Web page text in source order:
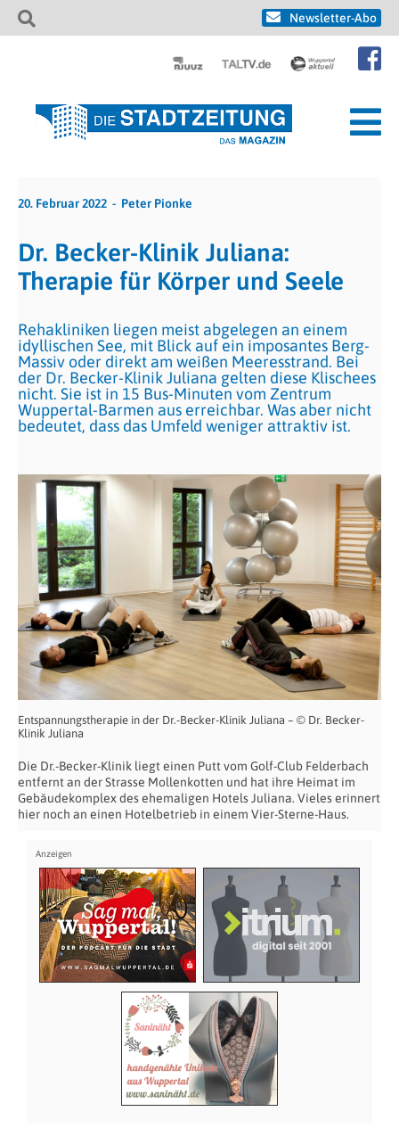
Newsletter-Abo
20. Februar 2022 Peter Pionke
Dr. Becker-Klinik Juliana:
Therapie für Körper und Seele
Rehakliniken liegen meist abgelegen an einem
idyllischen See, mit Blick auf ein imposantes Berg-
Massiv oder direkt am weißen Meeresstrand. Bei
der Dr. Becker-Klinik Juliana gelten diese Klischees
nicht. Sie ist in 15 Bus-Minuten vom Zentrum
Wuppertal-Barmen aus erreichbar. Was aber nicht
bedeutet, dass das Umfeld weniger attraktiv ist.
Entspannungstherapie in der Dr.-Becker-Klinik Juliana – © Dr. Becker-
Klinik Juliana
Die Dr.-Becker-Klinik liegt einen Putt vom Golf-Club Felderbach
entfernt an der Strasse Mollenkotten und hat ihre Heimat im
Gebäudekomplex des ehemaligen Hotels Juliana. Vieles erinnert
hier noch an einen Hotelbetrieb in einem Vier-Sterne-Haus.